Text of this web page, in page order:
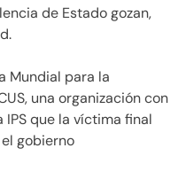
de Estado gozan,
Mundial para la
una organización con
IPS que la víctima final
gobierno